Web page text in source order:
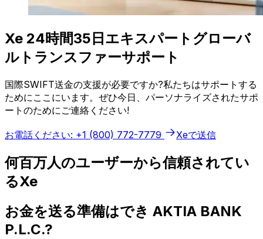
Xe 24時間35日エキスパートグローバ
ルトランスファーサポート
国際SWIFT送金の支援が必要ですか?私たちはサポートする
ためにここにいます。ぜひ今日、パーソナライズされたサポ
ートのためにご連絡ください!
お電話ください: +1 (800) 772-7779 Xeで送信
何百万人のユーザーから信頼されてい
るXe
お金を送る準備はでき AKTIA BANK
P.L.C.?